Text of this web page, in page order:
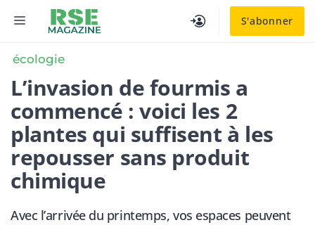
S'abonner
MENU
écologie
L’invasion de fourmis a
commencé : voici les 2
plantes qui suffisent à les
repousser sans produit
chimique
Avec l’arrivée du printemps, vos espaces peuvent